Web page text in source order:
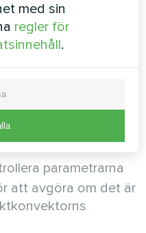
bör du tänka på
till de specifika
används i
parametrarna
att avgöra om det är
med sin
regler för
.